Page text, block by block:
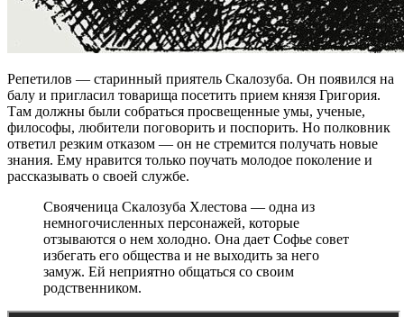
Репетилов — старинный приятель Скалозуба. Он появился на
балу и пригласил товарища посетить прием князя Григория.
Там должны были собраться просвещенные умы, ученые,
философы, любители поговорить и поспорить. Но полковник
ответил резким отказом — он не стремится получать новые
знания. Ему нравится только поучать молодое поколение и
рассказывать о своей службе.
Свояченица Скалозуба Хлестова — одна из
немногочисленных персонажей, которые
отзываются о нем холодно. Она дает Софье совет
избегать его общества и не выходить за него
замуж. Ей неприятно общаться со своим
родственником.